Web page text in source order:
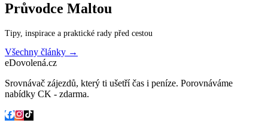
Průvodce Maltou
Tipy, inspirace a praktické rady před cestou
Všechny články →
eDovolená.cz
Srovnávač zájezdů, který ti ušetří čas i peníze. Porovnáváme
nabídky CK - zdarma.